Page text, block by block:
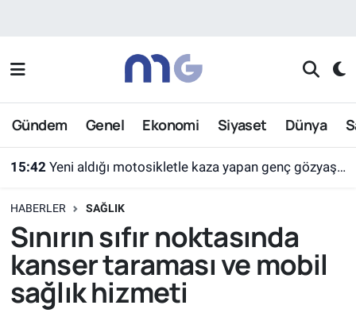
Gündem Genel Ekonomi Siyaset Dünya
15:42 Yeni aldığı motosikletle kaza yapan genç gözyaşları arasında toprağa verildi
HABERLER SAĞLIK
Sınırın sıfır noktasında
kanser taraması ve mobil
sağlık hizmeti
Nöbetçi Eczaneler
Hava Durumu
Süper Lig Puan Durumu ve Fikstür
Tüm Manşetler
Son Dakika Haberleri